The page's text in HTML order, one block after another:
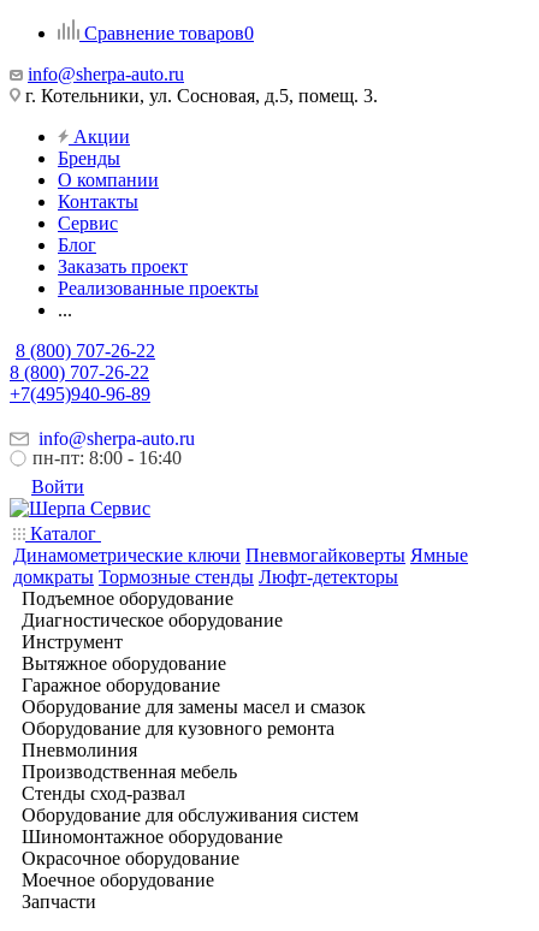
Сравнение товаров0
info@sherpa-auto.ru
г. Котельники, ул. Сосновая, д.5, помещ. 3.
Акции
Бренды
О компании
Контакты
Сервис
Блог
Заказать проект
Реализованные проекты
...
8 (800) 707-26-22
8 (800) 707-26-22
+7(495)940-96-89
info@sherpa-auto.ru
пн-пт: 8:00 - 16:40
Войти
Каталог
Динамометрические ключи Пневмогайковерты Ямные
домкраты Тормозные стенды Люфт-детекторы
Подъемное оборудование
Диагностическое оборудование
Инструмент
Вытяжное оборудование
Гаражное оборудование
Оборудование для замены масел и смазок
Оборудование для кузовного ремонта
Пневмолиния
Производственная мебель
Стенды сход-развал
Оборудование для обслуживания систем
Шиномонтажное оборудование
Окрасочное оборудование
Моечное оборудование
Запчасти